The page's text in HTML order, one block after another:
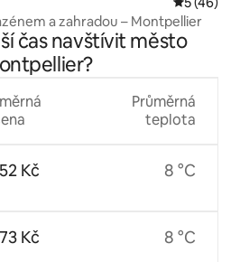
a zahradou – Montpellier
čas navštívit město
Kč
Kč
Průměrná
teplota
8 °C
8 °C